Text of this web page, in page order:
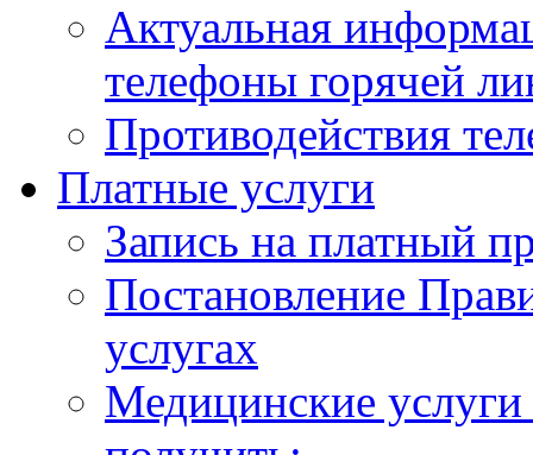
Актуальная
телефоны горячей
Противодействия
Платные услуги
Запись на платный
Постановление
услугах
Медицинские